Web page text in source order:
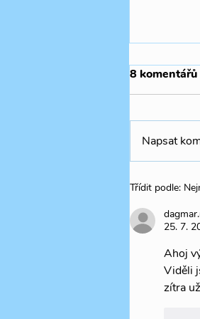
8 komentářů
Napsat
Třídit podle:
25. 7.
Ahoj
Viděli
zítra